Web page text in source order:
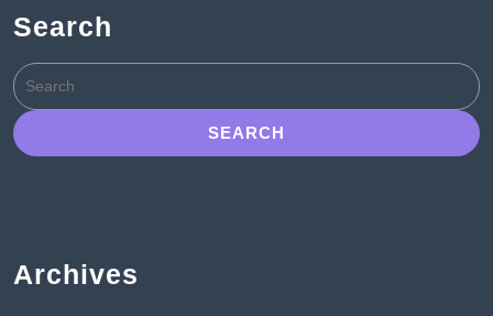
Search
Search
for:
Archives